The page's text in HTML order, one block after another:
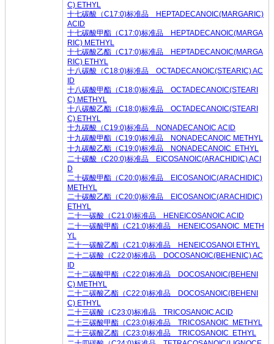
C) ETHYL
十七碳酸（C17:0)标准品 HEPTADECANOIC(MARGARIC)
ACID
十七碳酸甲酯（C17:0)标准品 HEPTADECANOIC(MARGA
RIC) METHYL
十七碳酸乙酯（C17:0)标准品 HEPTADECANOIC(MARGA
RIC) ETHYL
十八碳酸（C18:0)标准品 OCTADECANOIC(STEARIC) AC
ID
十八碳酸甲酯（C18:0)标准品 OCTADECANOIC(STEARI
C) METHYL
十八碳酸乙酯（C18:0)标准品 OCTADECANOIC(STEARI
C) ETHYL
十九碳酸（C19:0)标准品 NONADECANOIC ACID
十九碳酸甲酯（C19:0)标准品 NONADECANOIC METHYL
十九碳酸乙酯（C19:0)标准品 NONADECANOIC ETHYL
二十碳酸（C20:0)标准品 EICOSANOIC(ARACHIDIC) ACI
D
二十碳酸甲酯（C20:0)标准品 EICOSANOIC(ARACHIDIC)
METHYL
二十碳酸乙酯（C20:0)标准品 EICOSANOIC(ARACHIDIC)
ETHYL
二十一碳酸（C21:0)标准品 HENEICOSANOIC ACID
二十一碳酸甲酯（C21:0)标准品 HENEICOSANOIC METH
YL
二十一碳酸乙酯（C21:0)标准品 HENEICOSANOI ETHYL
二十二碳酸（C22:0)标准品 DOCOSANOIC(BEHENIC) AC
ID
二十二碳酸甲酯（C22:0)标准品 DOCOSANOIC(BEHENI
C) METHYL
二十二碳酸乙酯（C22:0)标准品 DOCOSANOIC(BEHENI
C) ETHYL
二十三碳酸（C23:0)标准品 TRICOSANOIC ACID
二十三碳酸甲酯（C23:0)标准品 TRICOSANOIC METHYL
二十三碳酸乙酯（C23:0)标准品 TRICOSANOIC ETHYL